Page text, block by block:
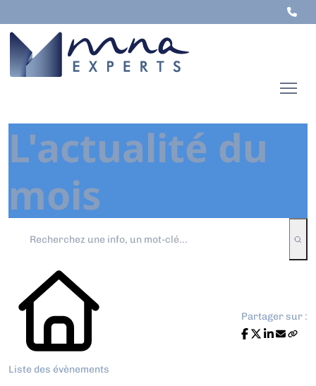
L'actualité du
mois
Liste des évènements
Partager sur :